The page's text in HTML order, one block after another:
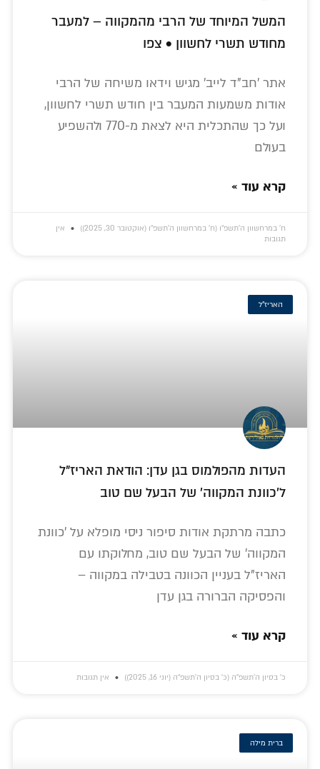
המשל המיוחד של הרבי מהמקווה – למעבר
מחודש תשרי לחשוון • צפו
אתר 'חב"ד לייב' מגיש וידאו משיחה של הרבי
אודות משמעות המעבר בין חודש תשרי לחשוון,
ועל כך שהתכלית היא לצאת מ-770 ולהשפיע
בעולם
קרא עוד »
ח׳ במרחשוון ה׳תשפ״ו (ח׳ במרחשוון ה׳תשפ״ו (אוקטובר 30, 2025))
אין
תגובות
האריז"ל
העדות מהפולמוס בגן עדן: הודאת האריז"ל
ל'כוונת המקווה' של הבעל שם טוב
כתבה מרתקת אודות סיפור ניסי מופלא על 'כוונת
המקווה' של הבעל שם טוב, מחלוקתו עם
האריז"ל בעניין הכוונה בטבילה במקווה –
והפסיקה הברורה בגן עדן
קרא עוד »
כ׳ בסיון ה׳תשפ״ה (כ׳ בסיון ה׳תשפ״ה (יוני 16, 2025)) אין תגובות
ברית מילה